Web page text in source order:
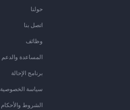
حولنا
اتصل بنا
وظائف
المساعدة والدعم
برنامج الإحالة
سياسة الخصوصية
الشروط والأحكام